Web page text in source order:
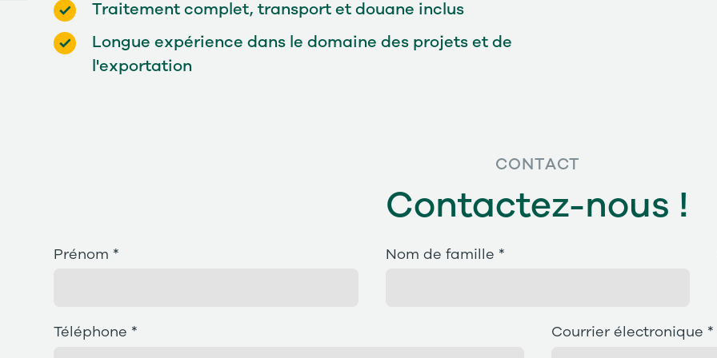
Traitement complet, transport et douane inclus
Longue expérience dans le domaine des projets et de
l'exportation
CONTACT
Contactez-nous !
Prénom * Nom de famille *
Téléphone * Courrier électronique *